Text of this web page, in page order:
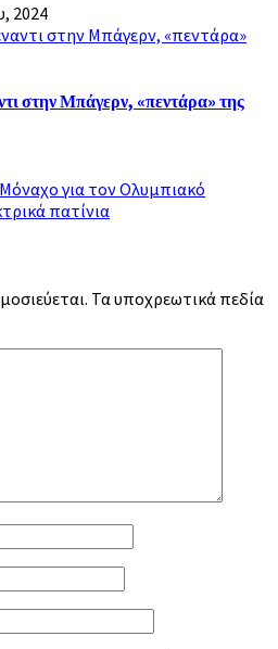
2024
στην Μπάγερν, «πεντάρα» της
για τον Ολυμπιακό
πατίνια
Τα υποχρεωτικά πεδία